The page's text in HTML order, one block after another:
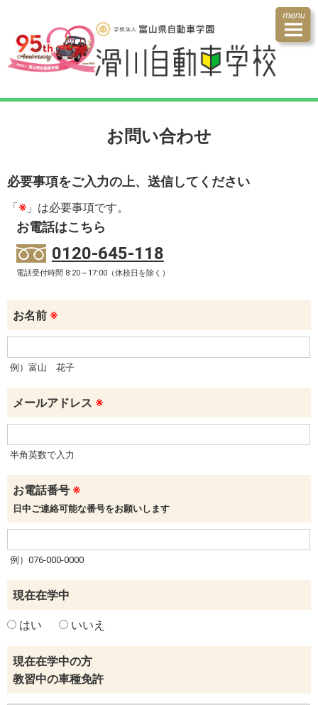
お問い合わせ
必要事項をご入力の上、送信してください
「※ 」は必要事項です。
お電話はこちら
0120-645-118
電話受付時間 8:20～17:00（休校日を除く）
お名前 ※
例）富山 花子
メールアドレス ※
半角英数で入力
お電話番号 ※
日中ご連絡可能な番号をお願いします
例）076-000-0000
現在在学中
はい いいえ
現在在学中の方
教習中の車種免許